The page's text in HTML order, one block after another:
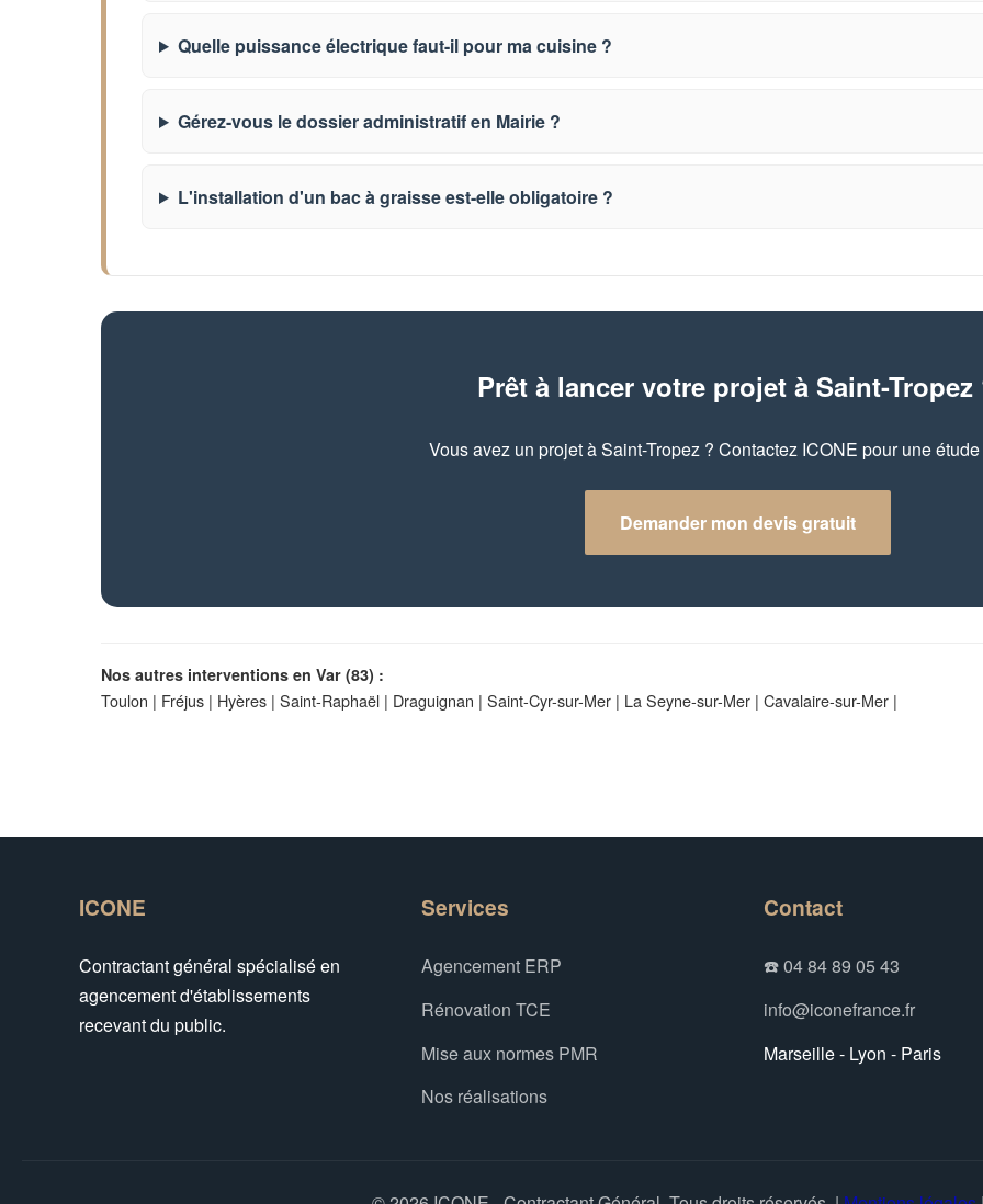
Quelle puissance électrique faut-il pour ma cuisine ?
Gérez-vous le dossier administratif en Mairie ?
L'installation d'un bac à graisse est-elle obligatoire ?
Prêt à lancer votre projet à Saint-Tropez
Vous avez un projet à Saint-Tropez ? Contactez ICONE pour une
Demander mon devis gratuit
Nos autres interventions en Var (83) :
Toulon | Fréjus | Hyères | Saint-Raphaël | Draguignan | Saint-Cyr-sur-Mer | La Seyne-sur-Mer | Cavalaire-sur-Mer |
ICONE
Contractant général spécialisé en
agencement d'établissements
recevant du public.
Services
Agencement ERP
Rénovation TCE
Mise aux normes PMR
Nos réalisations
Contact
☎️ 04 84 89 05 43
info@iconefrance.fr
Marseille - Lyon - Paris